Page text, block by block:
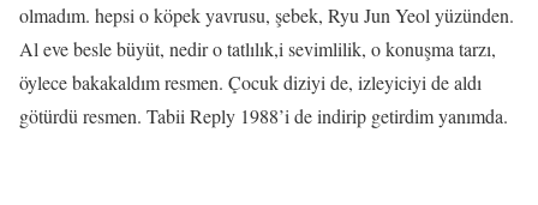
olmadım. hepsi o köpek yavrusu, şebek, Ryu Jun Yeol yüzünden.
Al eve besle büyüt, nedir o tatlılık,i sevimlilik, o konuşma tarzı,
öylece bakakaldım resmen. Çocuk diziyi de, izleyiciyi de aldı
götürdü resmen. Tabii Reply 1988’i de indirip getirdim yanımda.